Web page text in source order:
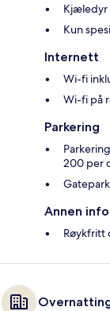
Kjæledyr
Kun
Internett
Wi-fi
Wi-fi på
Parkering
200 per
Annen
Røykfritt